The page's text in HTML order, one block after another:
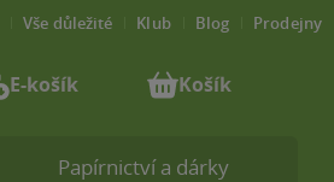
Papírnictví a dárky
Vše důležité Klub Blog Prodejny
E-košík Košík